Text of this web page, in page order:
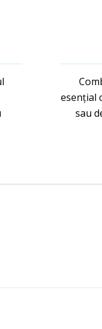
esențial
sau